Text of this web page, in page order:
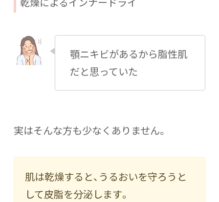
顎ニキビがあるから脂性肌
だと思っていた
実はそんな方も少なくありません。
肌は乾燥すると、うるおいを守ろうと
して皮脂を分泌します。